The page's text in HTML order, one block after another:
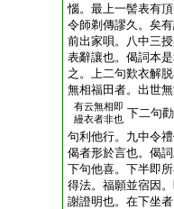
惱。最上一髻表有
令師剃傳謬久。矣
前出家唄。八中三
表辭讓也。偈詞本
之。上二句歎衣解
無相福田者。出世
有云無相即
縵衣者非也 下二句
句利他行。九中令
偈者形於言也。偈
下句他喜。下半即
得法。福願並宿因
謝證明也。在下坐